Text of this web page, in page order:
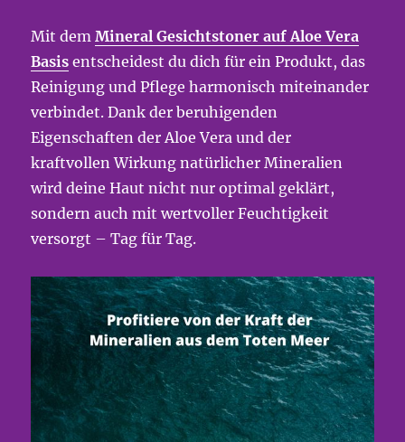
Mit demMineral Gesichtstoner auf Aloe Vera
Basis entscheidest du dich für ein Produkt, das
Reinigung und Pflege harmonisch miteinander
verbindet. Dank der beruhigenden
Eigenschaften der Aloe Vera und der
kraftvollen Wirkung natürlicher Mineralien
wird deine Haut nicht nur optimal geklärt,
sondern auch mit wertvoller Feuchtigkeit
versorgt – Tag für Tag.